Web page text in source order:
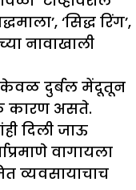
‘सिद्ध रिंग’,
नावाखाली
केवळ दुर्बल मेंदूतून
कारण असते.
दिली जाऊ
वागायला
व्यवसायाचाच